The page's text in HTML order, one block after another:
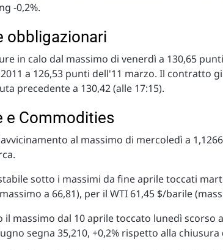
-0,2%.
obbligazionari
in calo dal massimo di venerdì a 130,65
a 126,53 punti dell'11 marzo. Il contratto
precedente a 130,42 (alle 17:15).
e Commodities
al massimo di mercoledì a
sotto i massimi da fine aprile toccati
a 66,81), per il WTI 61,45 $/barile
il massimo dal 10 aprile toccato lunedì scorso
segna 35,210, +0,2% rispetto alla